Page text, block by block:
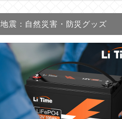
地震：自然災害・防災グッズ